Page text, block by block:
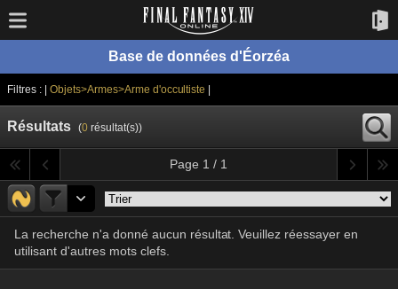
Base de données d'Éorzéa
Filtres : | Objets>Armes>Arme d'occultiste
Résultats (0résultat(s))
Page 1 / 1
La recherche n'a donné aucun résultat. Veuillez réessayer en
utilisant d'autres mots clefs.